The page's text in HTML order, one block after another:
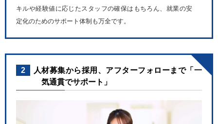
キルや経験値に応じたスタッフの確保はもちろん、就業の安
定化のためのサポート体制も万全です。
2
人材募集から採用、アフターフォローまで「一
気通貫でサポート」